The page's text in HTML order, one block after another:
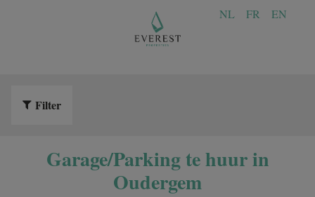
NL FR EN
Filter
Garage/Parking te huur in
Oudergem